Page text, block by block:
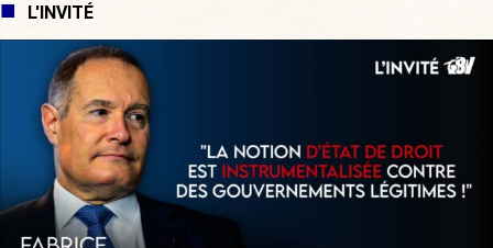
L'INVITÉ